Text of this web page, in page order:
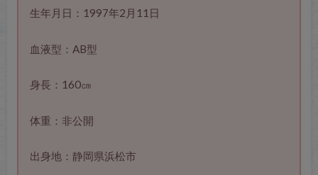
生年月日：1997年2月11日
血液型：AB型
身長：160㎝
体重：非公開
出身地：静岡県浜松市